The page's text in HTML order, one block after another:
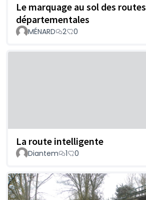
Le marquage au sol des routes
départementales
MÉNARD 2 0
La route intelligente
Diantem 1 0